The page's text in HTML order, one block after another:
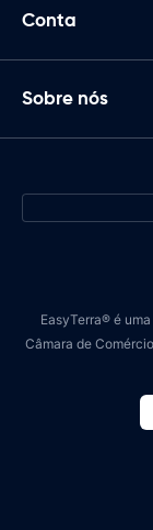
Conta
Sobre nós
EasyTerra® é
Câmara de